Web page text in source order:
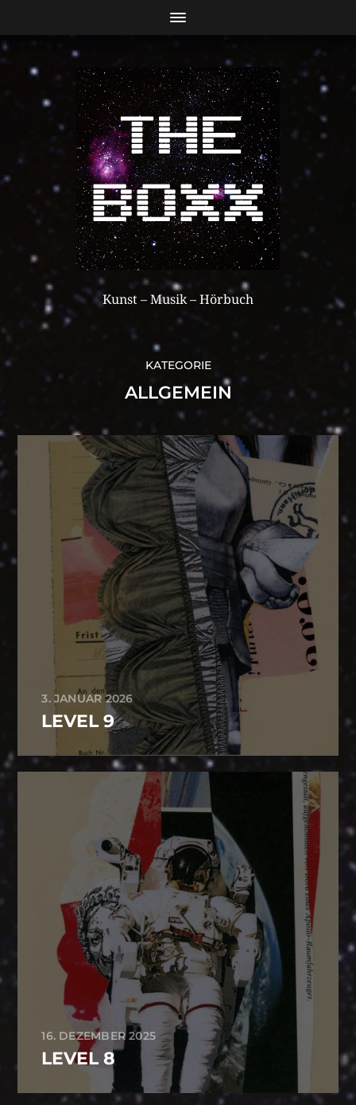
Kunst – Musik – Hörbuch
KATEGORIE
ALLGEMEIN
3. JANUAR 2026
LEVEL 9
16. DEZEMBER 2025
LEVEL 8